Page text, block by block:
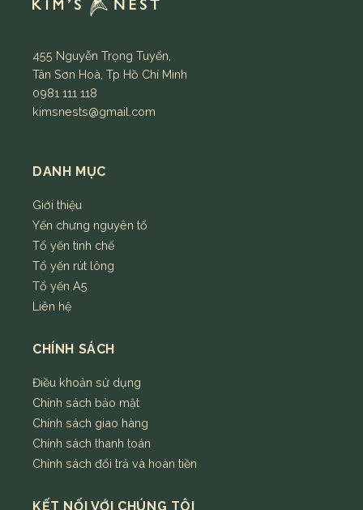
455 Nguyễn Trọng Tuyển,
Tân Sơn Hoà, Tp Hồ Chí Minh
0981 111 118
kimsnests@gmail.com
DANH MỤC
Giới thiệu
Yến chưng nguyên tổ
Tổ yến tinh chế
Tổ yến rút lông
Tổ yến A5
Liên hệ
CHÍNH SÁCH
Điều khoản sử dụng
Chính sách bảo mật
Chính sách giao hàng
Chính sách thanh toán
Chính sách đổi trả và hoàn tiền
KẾT NỐI VỚI CHÚNG TÔI